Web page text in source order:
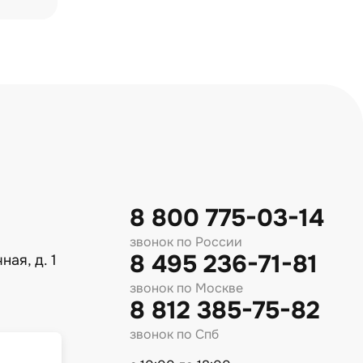
д. 1
8 800 775-03-14
звонок по России
8 495 236-71-81
звонок по Москве
8 812 385-75-82
звонок по Спб